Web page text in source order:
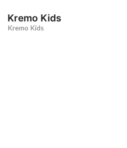
Kremo Kids
Kremo Kids